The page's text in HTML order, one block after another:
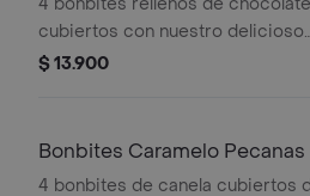
cubiertos con nuestro delicioso
frosting y salsa de chocolate.
$ 13.900
Bonbites Caramelo Pecanas
4 bonbites de canela cubiertos